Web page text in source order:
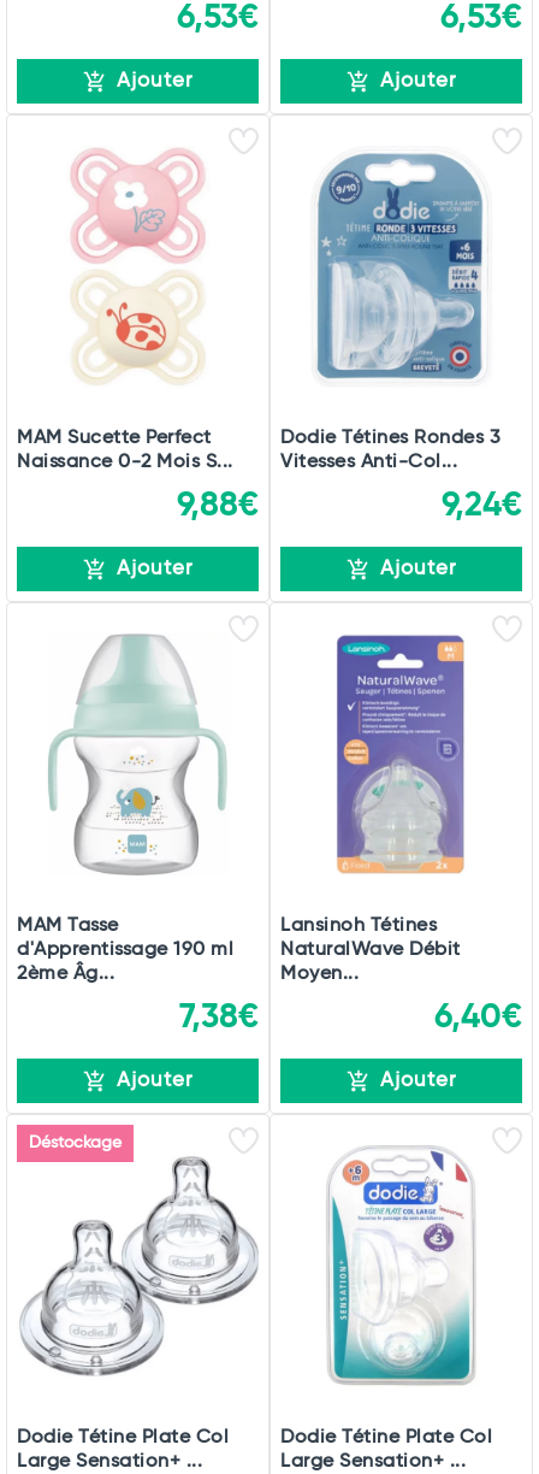
6,53€
Ajouter
6,53€
Ajouter
MAM Sucette Perfect
Naissance 0-2 Mois S...
9,88€
Ajouter
Dodie Tétines Rondes 3
Vitesses Anti-Col...
9,24€
Ajouter
MAM Tasse
d'Apprentissage 190 ml
2ème Âg...
7,38€
Ajouter
Lansinoh Tétines
NaturalWave Débit
Moyen...
6,40€
Ajouter
Déstockage
Dodie Tétine Plate Col
Large Sensation+ ...
Dodie Tétine Plate Col
Large Sensation+ ...